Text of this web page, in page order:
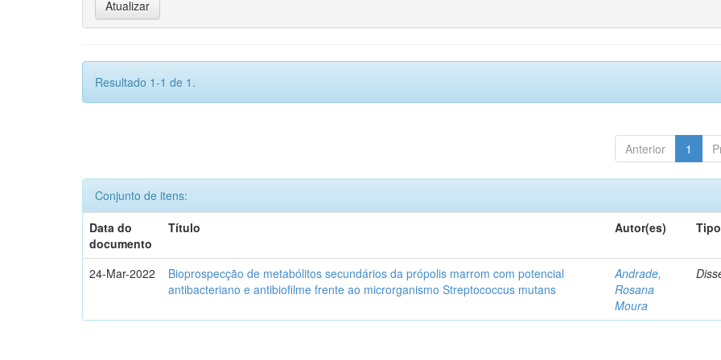
Resultado 1-1 de 1.
Anterior 1
Conjunto de itens:
Data do
documento
Título Autor(es) Tipo
24-Mar-2022
Bioprospecção de metabólitos secundários da própolis marrom com potencial
antibacteriano e antibiofilme frente ao microrganismo Streptococcus mutans
Andrade,
Rosana
Moura